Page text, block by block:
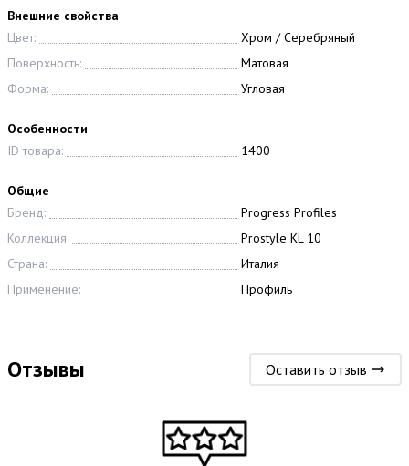
Внешние свойства
Цвет:
Хром / Серебряный
Поверхность:
Матовая
Форма:
Угловая
Особенности
ID товара:
1400
Общие
Бренд:
Progress Profiles
Коллекция:
Prostyle KL 10
Страна:
Италия
Применение:
Профиль
Отзывы Оставить отзыв